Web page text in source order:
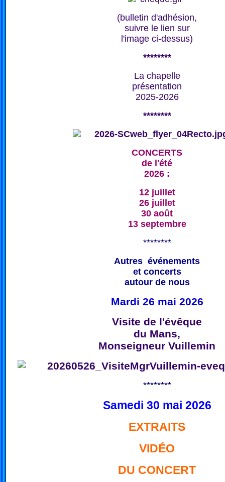
(bulletin d'adhésion,
suivre le lien sur
l'image ci-dessus)
********
La chapelle
présentation
2025-2026
********
CONCERTS
de l'été
2026 :
12 juillet
26 juillet
30 août
13 septembre
********
Autres événements
et concerts
autour de nous
Mardi 26 mai 2026
Visite de l'évêque
du Mans,
Monseigneur Vuillemin
********
Samedi 30 mai 2026
EXTRAITS
VIDÉO
DU CONCERT